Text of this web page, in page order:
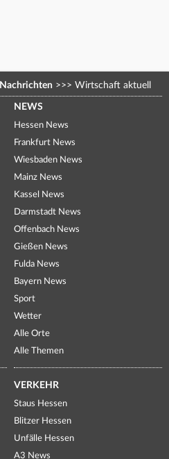
Nachrichten >>> Wirtschaft aktuell
NEWS
Hessen News
Frankfurt News
Wiesbaden News
Mainz News
Kassel News
Darmstadt News
Offenbach News
Gießen News
Fulda News
Bayern News
Sport
Wetter
Alle Orte
Alle Themen
VERKEHR
Staus Hessen
Blitzer Hessen
Unfälle Hessen
A3 News